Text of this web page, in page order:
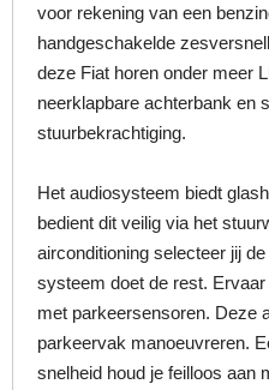
voor rekening van een
handgeschakelde
deze Fiat horen onder meer
neerklapbare achterbank en
stuurbekrachtiging.
Het audiosysteem biedt
bedient dit veilig via het
airconditioning selecteer jij
systeem doet de rest.
met parkeersensoren. Deze
parkeervak manoeuvreren.
snelheid houd je feilloos aan